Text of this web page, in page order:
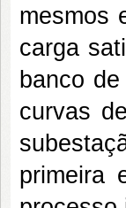
mesmos
carga
banco
curvas
primeira